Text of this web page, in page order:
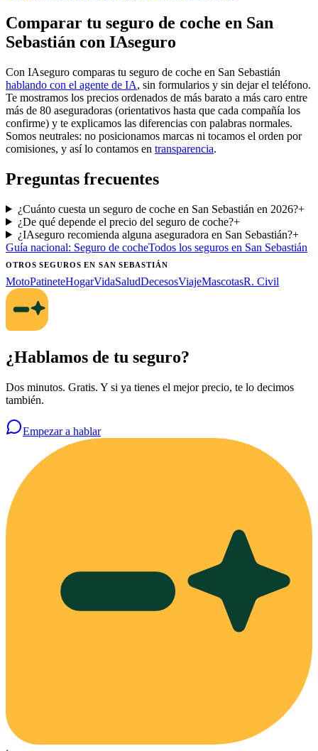
Comparar tu seguro de coche en San
Sebastián con IAseguro
Con IAseguro comparas tu seguro de coche en San Sebastián
hablando con el agente de IA, sin formularios y sin dejar el teléfono.
Te mostramos los precios ordenados de más barato a más caro entre
más de 80 aseguradoras (orientativos hasta que cada compañía los
confirme) y te explicamos las diferencias con palabras normales.
Somos neutrales: no posicionamos marcas ni tocamos el orden por
comisiones, y así lo contamos en transparencia.
Preguntas frecuentes
¿Cuánto cuesta un seguro de coche en San Sebastián en 2026?+
¿De qué depende el precio del seguro de coche?+
¿IAseguro recomienda alguna aseguradora en San Sebastián?+
Guía nacional: Seguro de cocheTodos los seguros en San Sebastián
OTROS SEGUROSEN SAN SEBASTIÁN
MotoPatineteHogarVidaSaludDecesosViajeMascotasR. Civil
¿Hablamos de tu seguro?
Dos minutos. Gratis. Y si ya tienes el mejor precio, te lo decimos
también.
Empezar a hablar